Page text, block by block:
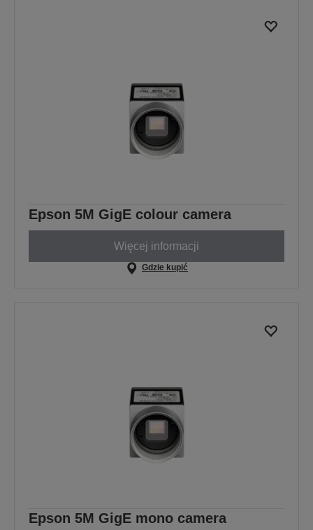
Epson 5M GigE colour camera
Więcej informacji
Gdzie kupić
Epson 5M GigE mono camera